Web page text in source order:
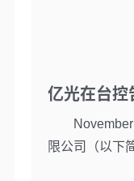
亿光在台控
November
限公司（以下